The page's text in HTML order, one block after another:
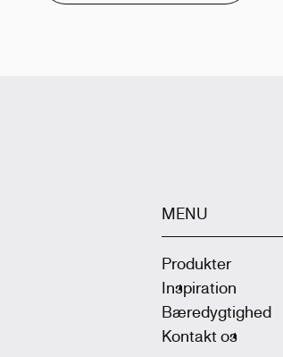
MENU
Produkter
Inspiration
Bæredygtighed
Kontakt os